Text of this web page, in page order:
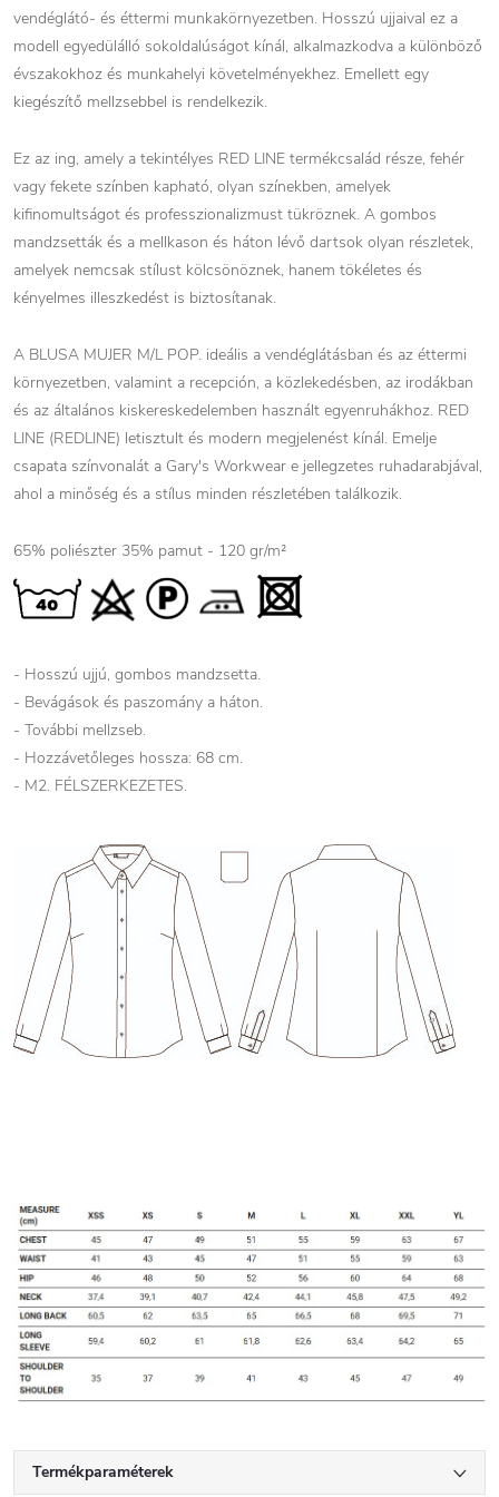
vendéglátó- és éttermi munkakörnyezetben. Hosszú ujjaival ez a
modell egyedülálló sokoldalúságot kínál, alkalmazkodva a különböző
évszakokhoz és munkahelyi követelményekhez. Emellett egy
kiegészítő mellzsebbel is rendelkezik.
Ez az ing, amely a tekintélyes RED LINE termékcsalád része, fehér
vagy fekete színben kapható, olyan színekben, amelyek
kifinomultságot és professzionalizmust tükröznek. A gombos
mandzsetták és a mellkason és háton lévő dartsok olyan részletek,
amelyek nemcsak stílust kölcsönöznek, hanem tökéletes és
kényelmes illeszkedést is biztosítanak.
A BLUSA MUJER M/L POP. ideális a vendéglátásban és az éttermi
környezetben, valamint a recepción, a közlekedésben, az irodákban
és az általános kiskereskedelemben használt egyenruhákhoz. RED
LINE (REDLINE) letisztult és modern megjelenést kínál. Emelje
csapata színvonalát a Gary's Workwear e jellegzetes ruhadarabjával,
ahol a minőség és a stílus minden részletében találkozik.
65% poliészter 35% pamut - 120 gr/m²
- Hosszú ujjú, gombos mandzsetta.
- Bevágások és paszomány a háton.
- További mellzseb.
- Hozzávetőleges hossza: 68 cm.
- M2. FÉLSZERKEZETES.
Termékparaméterek